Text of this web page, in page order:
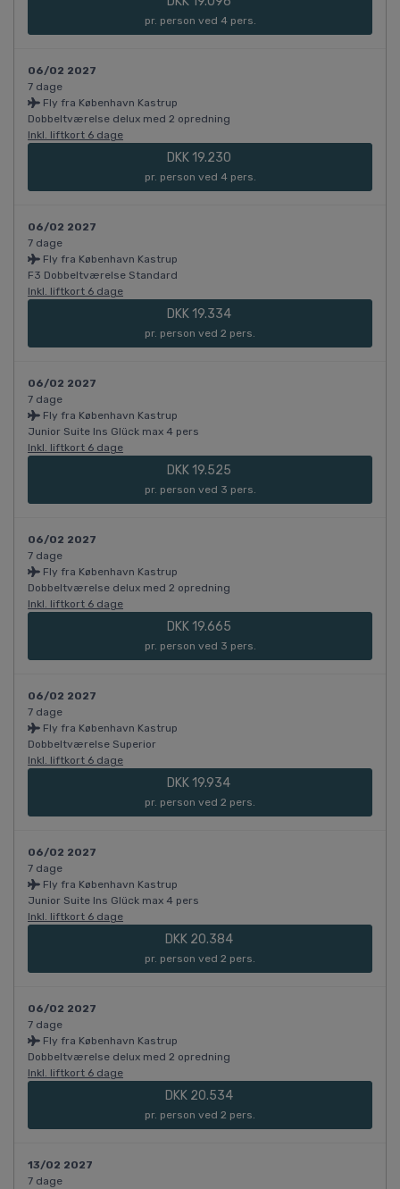
pr. person ved 4 pers.
06/02 2027
7 dage
Fly fra København Kastrup
Dobbeltværelse delux med 2 opredning
Inkl. liftkort 6 dage
DKK 19.230
pr. person ved 4 pers.
06/02 2027
7 dage
Fly fra København Kastrup
F3 Dobbeltværelse Standard
Inkl. liftkort 6 dage
DKK 19.334
pr. person ved 2 pers.
06/02 2027
7 dage
Fly fra København Kastrup
Junior Suite Ins Glück max 4 pers
Inkl. liftkort 6 dage
DKK 19.525
pr. person ved 3 pers.
06/02 2027
7 dage
Fly fra København Kastrup
Dobbeltværelse delux med 2 opredning
Inkl. liftkort 6 dage
DKK 19.665
pr. person ved 3 pers.
06/02 2027
7 dage
Fly fra København Kastrup
Dobbeltværelse Superior
Inkl. liftkort 6 dage
DKK 19.934
pr. person ved 2 pers.
06/02 2027
7 dage
Fly fra København Kastrup
Junior Suite Ins Glück max 4 pers
Inkl. liftkort 6 dage
DKK 20.384
pr. person ved 2 pers.
06/02 2027
7 dage
Fly fra København Kastrup
Dobbeltværelse delux med 2 opredning
Inkl. liftkort 6 dage
DKK 20.534
pr. person ved 2 pers.
13/02 2027
7 dage